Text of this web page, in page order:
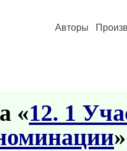
Авторы
«12. 1